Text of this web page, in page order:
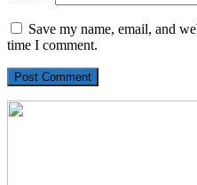
Save my name, email, and
time I comment.